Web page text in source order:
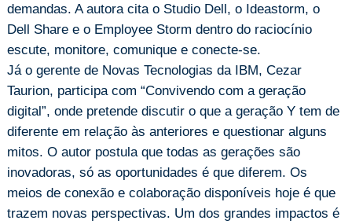
demandas. A autora cita o Studio Dell, o Ideastorm, o
Dell Share e o Employee Storm dentro do raciocínio
escute, monitore, comunique e conecte-se.
Já o gerente de Novas Tecnologias da IBM, Cezar
Taurion, participa com “Convivendo com a geração
digital”, onde pretende discutir o que a geração Y tem de
diferente em relação às anteriores e questionar alguns
mitos. O autor postula que todas as gerações são
inovadoras, só as oportunidades é que diferem. Os
meios de conexão e colaboração disponíveis hoje é que
trazem novas perspectivas. Um dos grandes impactos é